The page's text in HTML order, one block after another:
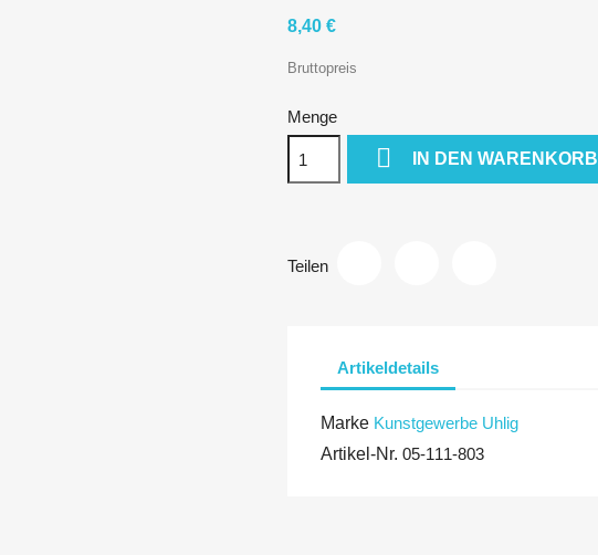
8,40 €
Bruttopreis
Menge
 IN DEN WARENKORB
Teilen
Artikeldetails
Marke Kunstgewerbe Uhlig
Artikel-Nr. 05-111-803